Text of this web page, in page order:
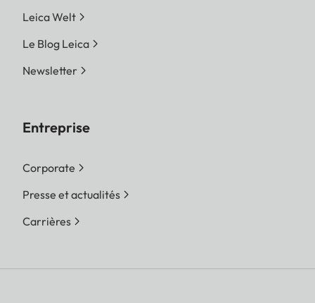
Leica Welt
Le Blog Leica
Newsletter
Entreprise
Corporate
Presse et actualités
Carrières